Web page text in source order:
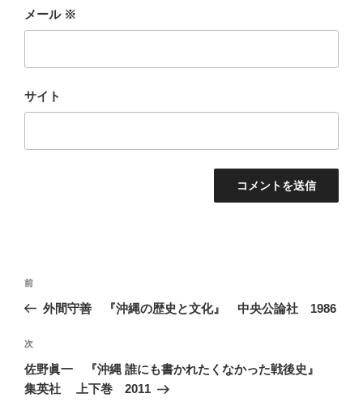
メール ※
サイト
投
ビ
ゲ
ー
前
の
稿
前
外間守善 『沖縄の歴史と文化』 中央公論社 1986
次
の
投
次
佐野眞一 『沖縄 誰にも書かれたくなかった戦後史』
集英社 上下巻 2011